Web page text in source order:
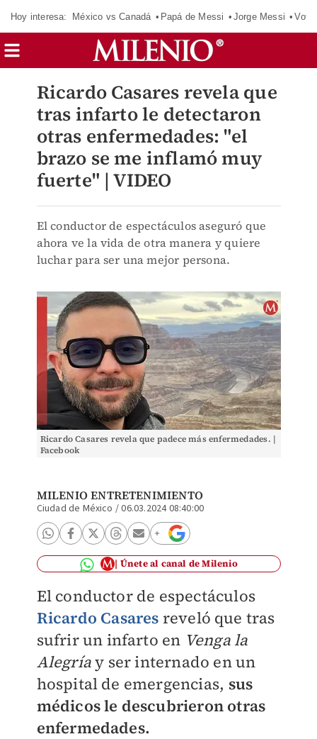
Hoy interesa: México vs Canadá Papá de Messi Jorge Messi
Ricardo Casares revela que
tras infarto le detectaron
otras enfermedades: "el
brazo se me inflamó muy
fuerte" | VIDEO
El conductor de espectáculos aseguró que
ahora ve la vida de otra manera y quiere
luchar para ser una mejor persona.
Ricardo Casares revela que padece más enfermedades. |
Facebook
MILENIO ENTRETENIMIENTO
Ciudad de México /06.03.2024 08:40:00
Únete al canal de Milenio
El conductor de espectáculos
Ricardo Casares reveló que tras
sufrir un infarto en Venga la
Alegríay ser internado en un
hospital de emergencias, sus
médicos le descubrieron otras
enfermedades.